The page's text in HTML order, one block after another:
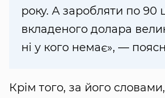
року. А заробляти по 90
вкладеного долара
ні у кого немає», —
Крім того, за його